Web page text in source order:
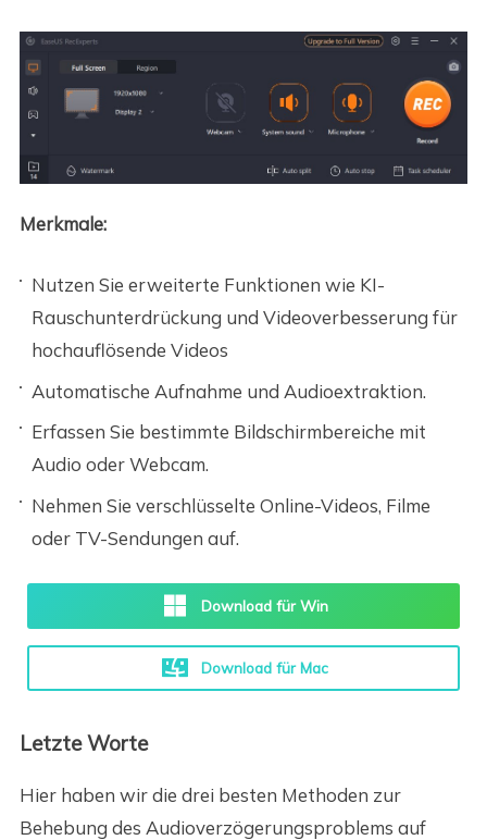
Merkmale:
Nutzen Sie erweiterte Funktionen wie KI-
Rauschunterdrückung und Videoverbesserung für
hochauflösende Videos
Automatische Aufnahme und Audioextraktion.
Erfassen Sie bestimmte Bildschirmbereiche mit
Audio oder Webcam.
Nehmen Sie verschlüsselte Online-Videos, Filme
oder TV-Sendungen auf.
Download für Win
Download für Mac
Letzte Worte
Hier haben wir die drei besten Methoden zur
Behebung des Audioverzögerungsproblems auf